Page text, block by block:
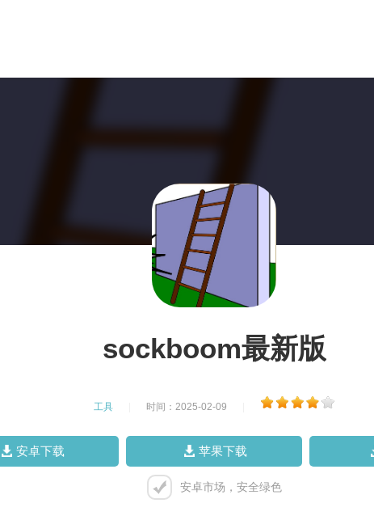
sockboom最新版
工具 时间：2025-02-09
安卓下载 苹果下载
安卓市场，安全绿色